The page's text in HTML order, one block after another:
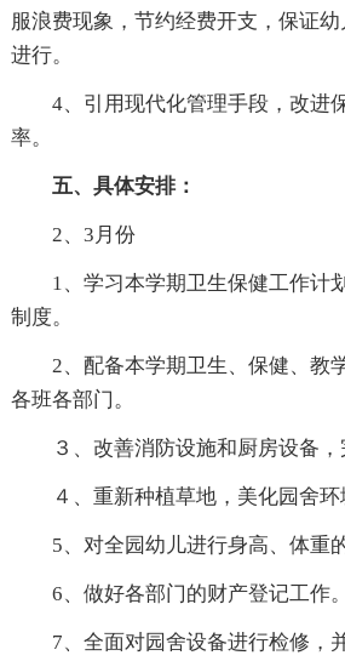
服浪费现象，节约经费开支，保证
进行。
4、引用现代化管理手段，改进
率。
五、具体安排：
2、3月份
1、学习本学期卫生保健工作计
制度。
2、配备本学期卫生、保健、教
各班各部门。
３、改善消防设施和厨房设备，
４、重新种植草地，美化园舍环
5、对全园幼儿进行身高、体重
6、做好各部门的财产登记工作。
7、全面对园舍设备进行检修，